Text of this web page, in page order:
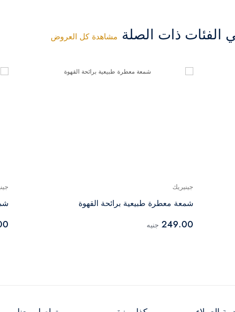
ذات الصلة مشاهدة كل العروض
جينيريك
شمعة معطرة طبيعية برائحة القهوة
249.00 جنيه